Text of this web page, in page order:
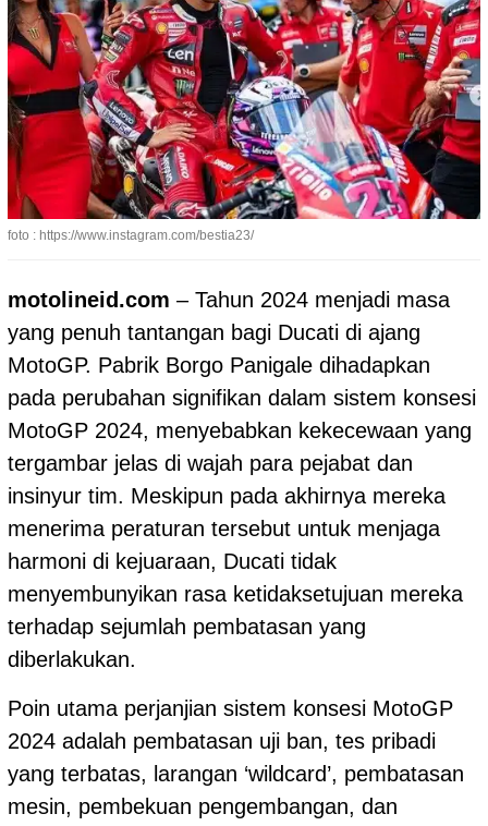
foto : https://www.instagram.com/bestia23/
motolineid.com – Tahun 2024 menjadi masa
yang penuh tantangan bagi Ducati di ajang
MotoGP. Pabrik Borgo Panigale dihadapkan
pada perubahan signifikan dalam sistem konsesi
MotoGP 2024, menyebabkan kekecewaan yang
tergambar jelas di wajah para pejabat dan
insinyur tim. Meskipun pada akhirnya mereka
menerima peraturan tersebut untuk menjaga
harmoni di kejuaraan, Ducati tidak
menyembunyikan rasa ketidaksetujuan mereka
terhadap sejumlah pembatasan yang
diberlakukan.
Poin utama perjanjian sistem konsesi MotoGP
2024 adalah pembatasan uji ban, tes pribadi
yang terbatas, larangan ‘wildcard’, pembatasan
mesin, pembekuan pengembangan, dan